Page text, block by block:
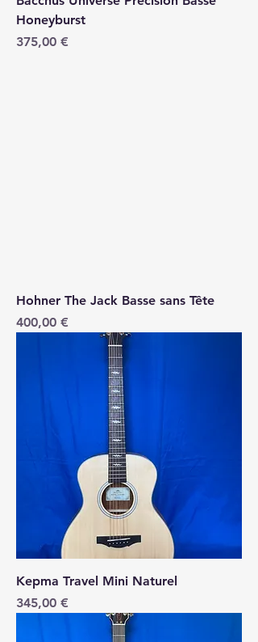
Honeyburst
Price
375,00 €
Hohner The Jack Basse sans Tête
Price
400,00 €
Kepma Travel Mini Naturel
Price
345,00 €